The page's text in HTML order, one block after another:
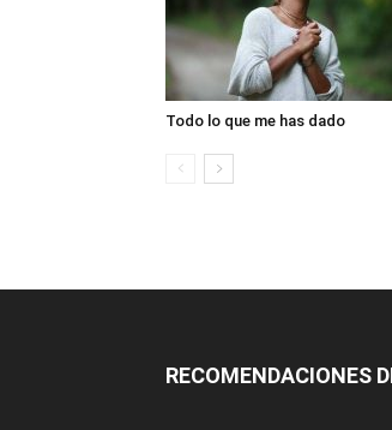
Todo lo que me has dado
RECOMENDACIONES